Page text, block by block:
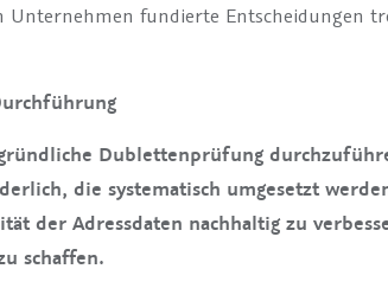
fundierte Entscheidungen
Dublettenprüfung
die systematisch umgesetzt
der Adressdaten nachhaltig zu
schaffen.